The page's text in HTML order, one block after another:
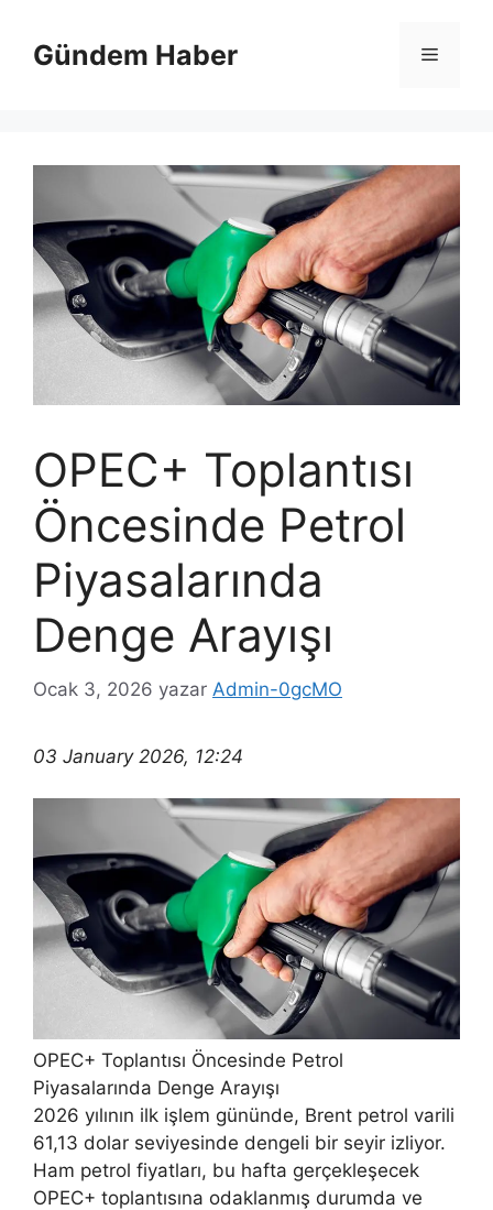
Gündem Haber Menü
OPEC+ Toplantısı
Öncesinde Petrol
Piyasalarında
Denge Arayışı
Ocak 3, 2026 yazar Admin-0gcMO
03 January 2026, 12:24
OPEC+ Toplantısı Öncesinde Petrol
Piyasalarında Denge Arayışı
2026 yılının ilk işlem gününde, Brent petrol varili
61,13 dolar seviyesinde dengeli bir seyir izliyor.
Ham petrol fiyatları, bu hafta gerçekleşecek
OPEC+ toplantısına odaklanmış durumda ve